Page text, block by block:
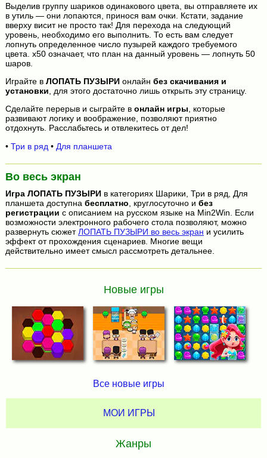
Выделив группу шариков одинакового цвета, вы отправляете их
в утиль — они лопаются, принося вам очки. Кстати, задание
вверху висит не просто так! Для перехода на следующий
уровень, необходимо его выполнить. То есть вам следует
лопнуть определенное число пузырей каждого требуемого
цвета. x50 означает, что план на данный уровень — лопнуть 50
шаров.
Играйте в ЛОПАТЬ ПУЗЫРИонлайн без скачивания и
установки , для этого достаточно лишь открыть эту страницу.
Сделайте перерыв и сыграйте в онлайн игры, которые
развивают логику и воображение, позволяют приятно
отдохнуть. Расслабьтесь и отвлекитесь от дел!
• Три в ряд • Для планшета
Во весь экран
Игра ЛОПАТЬ ПУЗЫРИв категориях Шарики, Три в ряд, Для
планшета доступна бесплатно , круглосуточно и без
регистрации с описанием на русском языке на Min2Win. Если
возможности электронного рабочего стола позволяют, можно
развернуть сюжетЛОПАТЬ ПУЗЫРИ во весь экран и усилить
эффект от прохождения сценариев. Многие вещи
действительно имеет смысл рассмотреть детальнее.
Новые игры
Все новые игры
МОИ ИГРЫ
Жанры